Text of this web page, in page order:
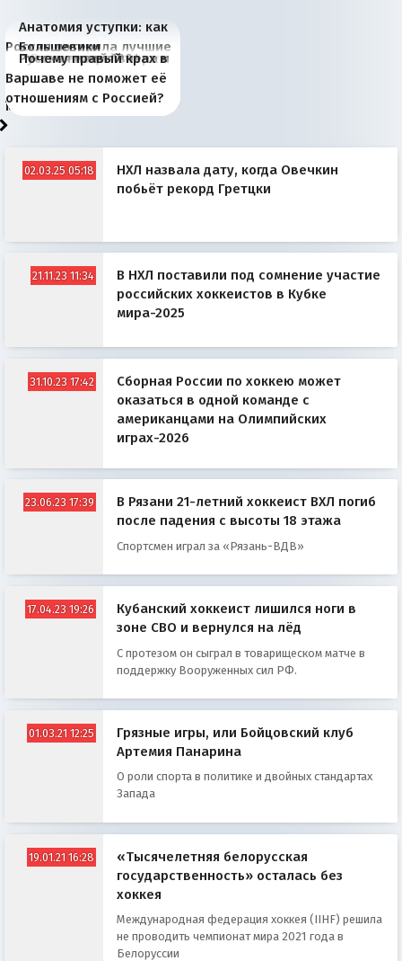
Анатомия уступки: как
Россия потеряла лучшие
рыбопромысловые
районы Баренцева
моря
Большевики
отличаются от «Яблока»
тем, что они -
победители
Киевская марионетка
Запада рассказала о
«переобувании» хозяев
В России назрели
перемены: 15 шагов к
суверенной экономике
Миграционный пожар
Европы
Россия начинает
сбрасывать балласт
Анкориджа
Россия зимой 1904
года: первые уступки во
внутренней политике
Русская нация вчера и
сегодня
Почему правый крах в
Варшаве не поможет её
отношениям с Россией?
02.03.25 05:18
НХЛ назвала дату, когда Овечкин
побьёт рекорд Гретцки
21.11.23 11:34
В НХЛ поставили под сомнение участие
российских хоккеистов в Кубке
мира-2025
31.10.23 17:42
Сборная России по хоккею может
оказаться в одной команде с
американцами на Олимпийских
играх-2026
23.06.23 17:39
В Рязани 21-летний хоккеист ВХЛ погиб
после падения с высоты 18 этажа
Спортсмен играл за «Рязань-ВДВ»
17.04.23 19:26
Кубанский хоккеист лишился ноги в
зоне СВО и вернулся на лёд
С протезом он сыграл в товарищеском матче в
поддержку Вооруженных сил РФ.
01.03.21 12:25
Грязные игры, или Бойцовский клуб
Артемия Панарина
О роли спорта в политике и двойных стандартах
Запада
19.01.21 16:28
«Тысячелетняя белорусская
государственность» осталась без
хоккея
Международная федерация хоккея (IIHF) решила
не проводить чемпионат мира 2021 года в
Белоруссии